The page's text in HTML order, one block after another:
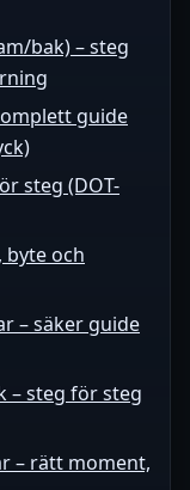
bak) – steg
guide
steg (DOT-
byte och
– säker guide
– steg för steg
– rätt moment,